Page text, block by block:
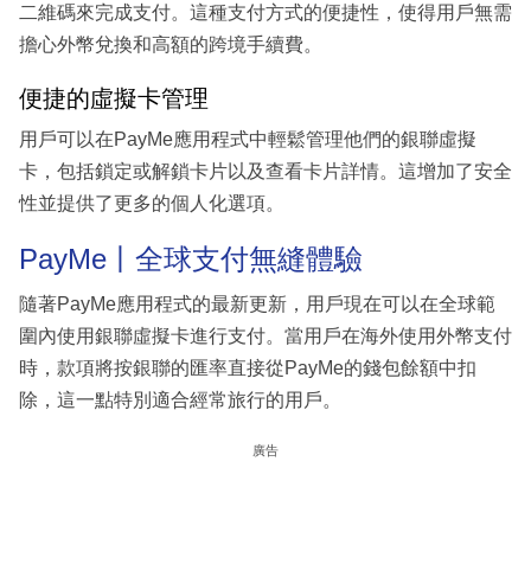
二維碼來完成支付。這種支付方式的便捷性，使得用戶無需
擔心外幣兌換和高額的跨境手續費。
便捷的虛擬卡管理
用戶可以在PayMe應用程式中輕鬆管理他們的銀聯虛擬
卡，包括鎖定或解鎖卡片以及查看卡片詳情。這增加了安全
性並提供了更多的個人化選項。
PayMe丨全球支付無縫體驗
隨著PayMe應用程式的最新更新，用戶現在可以在全球範
圍內使用銀聯虛擬卡進行支付。當用戶在海外使用外幣支付
時，款項將按銀聯的匯率直接從PayMe的錢包餘額中扣
除，這一點特別適合經常旅行的用戶。
廣告